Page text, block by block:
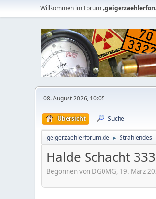
Willkommen im Forum „
08. August 2026, 10:05
Übersicht Suche
geigerzaehlerforum.de ► Strahlendes
Halde Schacht 333
Begonnen von DG0MG, 19. März